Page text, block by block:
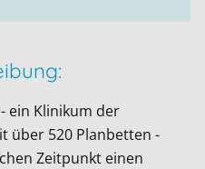
ein Klinikum der
über 520 Planbetten -
Zeitpunkt einen